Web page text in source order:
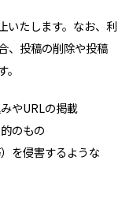
いたします。なお、利
、投稿の削除や投稿
やURLの掲載
のもの
を侵害するような